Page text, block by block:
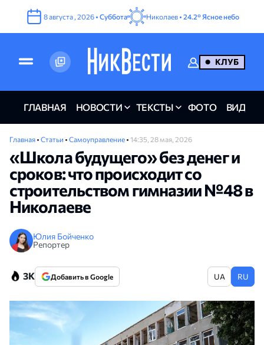
8августа , 2026 • Суббота Николаев • 24.2° Ясное небо
КЛУБ
ГЛАВНАЯ НОВОСТИ ТЕКСТЫ ФОТО ВИДЕО
Главная • Статьи • Самоуправление • 14:35, 28 мая, 2026
«Школа будущего» без денег и
сроков: что происходит со
строительством гимназии №48 в
Николаеве
Юлия Бойченко
Репортер
3K Добавить в Google UA RU